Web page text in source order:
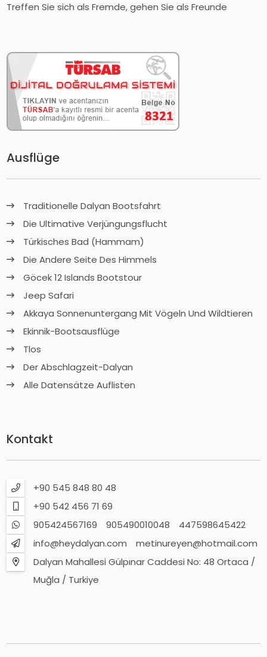
Treffen Sie sich als Fremde, gehen Sie als Freunde
Ausflüge
Traditionelle Dalyan Bootsfahrt
Die Ultimative Verjüngungsflucht
Türkisches Bad (Hammam)
Die Andere Seite Des Himmels
Göcek 12 Islands Bootstour
Jeep Safari
Akkaya Sonnenuntergang Mit Vögeln Und Wildtieren
Ekinnik-Bootsausflüge
Tlos
Der Abschlagzeit-Dalyan
Alle Datensätze Auflisten
Kontakt
+90 545 848 80 48
+90 542 456 71 69
905424567169
905490010048
447598645422
info@heydalyan.com
metinureyen@hotmail.com
Dalyan Mahallesi Gülpınar Caddesi No: 48 Ortaca /
Muğla / Turkiye